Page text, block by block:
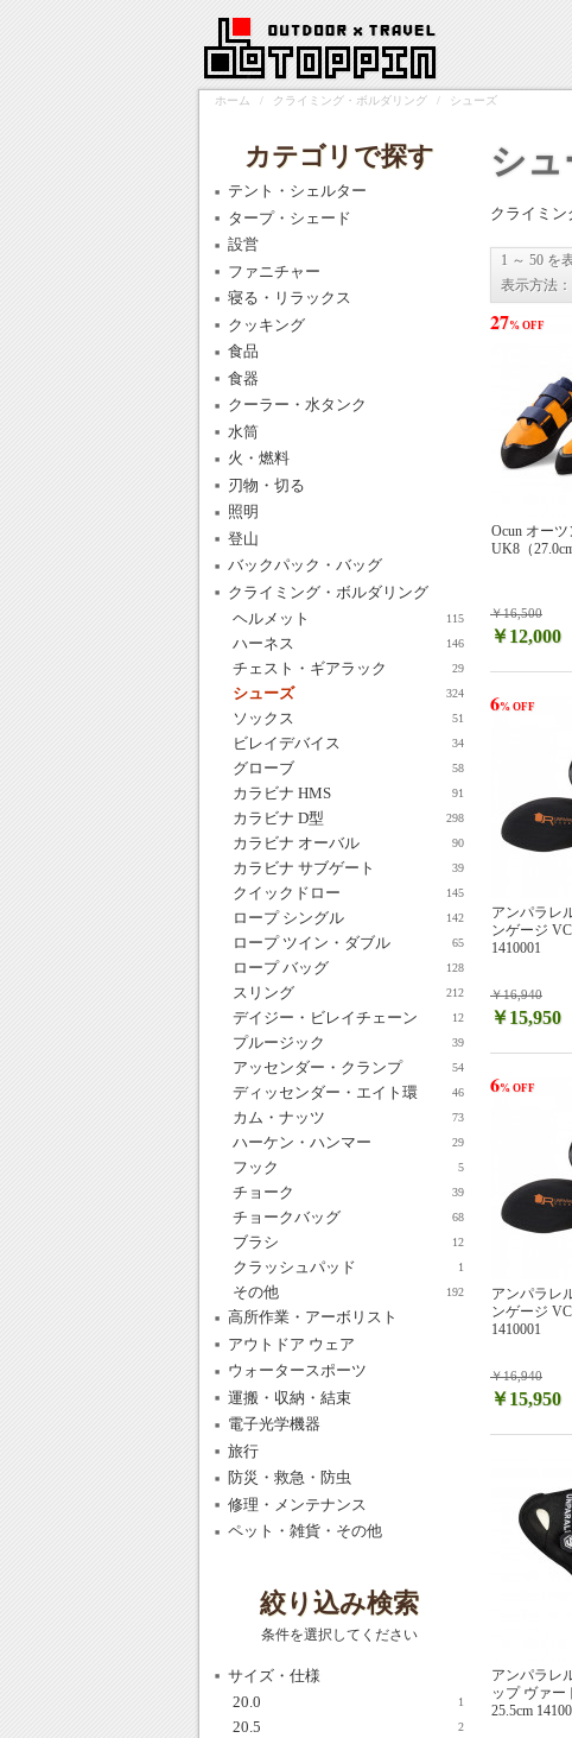
ホーム / クライミング・ボルダリング / シューズ
シ
クライミン
1 ～ 50 を
表示方法：
Ocun オーツ
UK8（
￥16,500
27% OFF
￥12,000
アンパラレ
ンゲージ
1410001
￥16,940
6% OFF
￥15,950
アンパラレ
ンゲージ
1410001
￥16,940
6% OFF
￥15,950
アンパラレ
ップ ヴァー
25.5cm
カテゴリで探す
テント・シェルター
タープ・シェード
設営
ファニチャー
寝る・リラックス
クッキング
食品
食器
クーラー・水タンク
水筒
火・燃料
刃物・切る
照明
登山
バックパック・バッグ
クライミング・ボルダリング
ヘルメット
115
ハーネス 146
チェスト・ギアラック 29
シューズ 324
ソックス 51
ビレイデバイス 34
グローブ 58
カラビナ HMS 91
カラビナ D型 298
カラビナ オーバル 90
カラビナ サブゲート 39
クイックドロー 145
ロープ シングル 142
ロープ ツイン・ダブル 65
ロープ バッグ 128
スリング 212
デイジー・ビレイチェーン 12
プルージック 39
アッセンダー・クランプ 54
ディッセンダー・エイト環 46
カム・ナッツ 73
ハーケン・ハンマー 29
フック 5
チョーク 39
チョークバッグ 68
ブラシ 12
クラッシュパッド 1
その他 192
高所作業・アーボリスト
アウトドア ウェア
ウォータースポーツ
運搬・収納・結束
電子光学機器
旅行
防災・救急・防虫
修理・メンテナンス
ペット・雑貨・その他
絞り込み検索
条件を選択してください
サイズ・仕様
20.0
1
20.5 2